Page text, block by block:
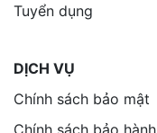
Tuyển dụng
DỊCH VỤ
Chính sách bảo mật
Chính sách bảo hành